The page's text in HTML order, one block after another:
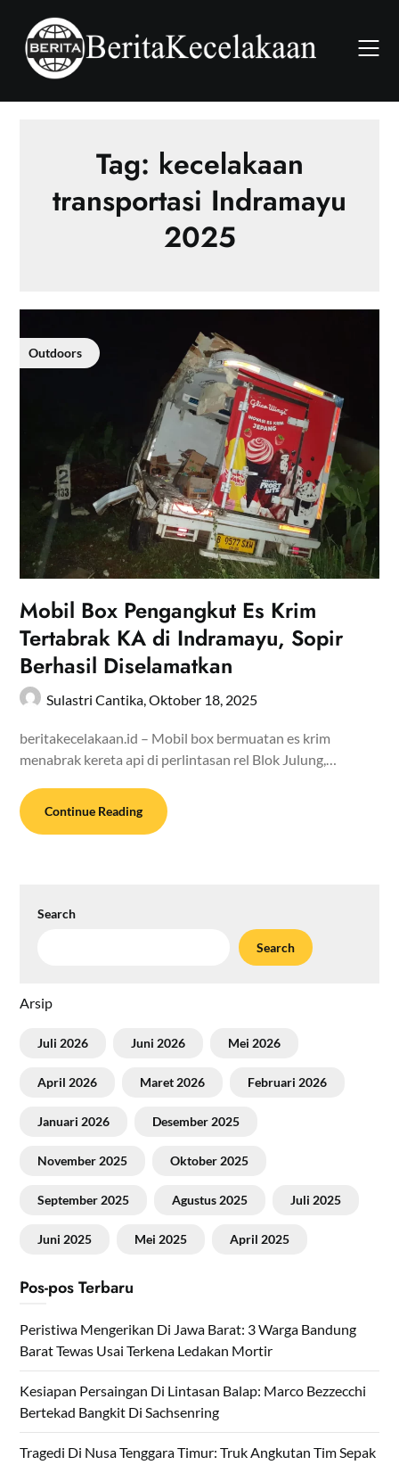
content
Tag: kecelakaan
transportasi Indramayu
2025
Outdoors
Mobil Box Pengangkut Es Krim
Tertabrak KA di Indramayu, Sopir
Berhasil Diselamatkan
Sulastri Cantika,Oktober 18, 2025
beritakecelakaan.id – Mobil box bermuatan es krim
menabrak kereta api di perlintasan rel Blok Julung,…
Continue Reading
Search
Search
Arsip
Juli 2026 Juni 2026 Mei 2026
April 2026 Maret 2026 Februari 2026
Januari 2026 Desember 2025
November 2025 Oktober 2025
September 2025 Agustus 2025 Juli 2025
Juni 2025 Mei 2025 April 2025
Pos-pos Terbaru
Peristiwa Mengerikan Di Jawa Barat: 3 Warga Bandung
Barat Tewas Usai Terkena Ledakan Mortir
Kesiapan Persaingan Di Lintasan Balap: Marco Bezzecchi
Bertekad Bangkit Di Sachsenring
Tragedi Di Nusa Tenggara Timur: Truk Angkutan Tim Sepak